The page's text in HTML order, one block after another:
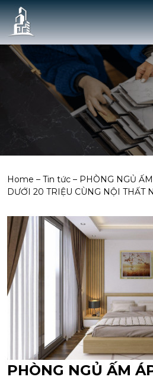
Home – Tin tức – PHÒNG NGỦ
DƯỚI 20 TRIỆU CÙNG NỘI THẤT
PHÒNG NGỦ ẤM